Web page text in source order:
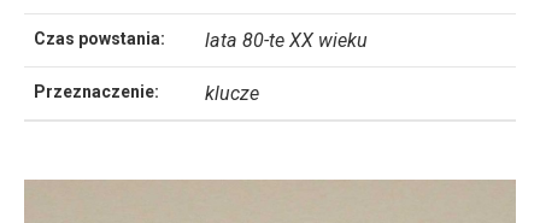
Czas powstania: lata 80-te XX wieku
Przeznaczenie: klucze